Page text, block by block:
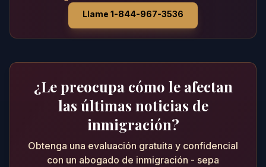
Llame 1-844-967-3536
¿Le preocupa cómo le afectan
las últimas noticias de
inmigración?
Obtenga una evaluación gratuita y confidencial
con un abogado de inmigración - sepa